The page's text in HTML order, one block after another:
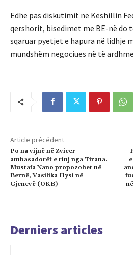
Edhe pas diskutimit në Këshillin
qershorit, bisedimet me BE-në do
sqaruar pyetjet e hapura në lidhje
mundshëm negociues në të
Article précédent
Po na vijnë në Zvicer
ambasadorët e rinj nga Tirana.
Mustafa Nano propozohet në
Bernë, Vasilika Hysi në
Gjenevë (OKB)
Derniers articles